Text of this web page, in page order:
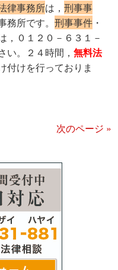
律事務所は，刑事事
務所です。刑事事件 ・
，０１２０－６３１－
い。２４時間，無料法
付けを行っておりま
次のページ »